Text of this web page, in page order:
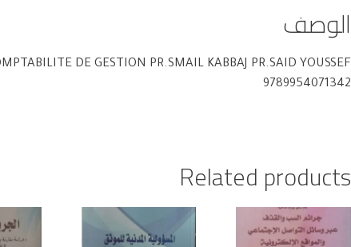
الوصف
DE GESTION PR.SMAIL KABBAJ PR.SAID YOUSSEF
9789954071342
Related products